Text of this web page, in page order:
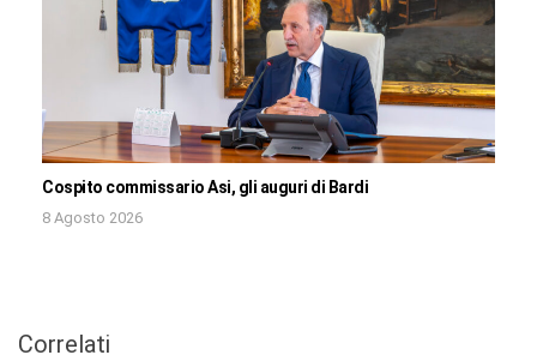
Cospito commissario Asi, gli auguri di Bardi
8 Agosto 2026
Correlati